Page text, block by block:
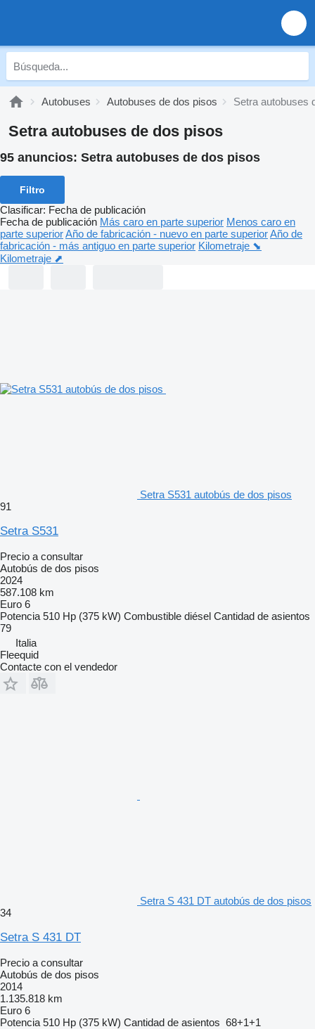
Autobuses Autobuses de dos pisos Setra autobuses
Setra autobuses de dos pisos
95 anuncios: Setra autobuses de dos pisos
Filtro
Clasificar: Fecha de publicación
Fecha de publicación Más caro en parte superior Menos caro en
parte superiorAño de fabricación - nuevo en parte superiorAño de
fabricación - más antiguo en parte superior Kilometraje ⬊
Kilometraje ⬈
Setra S531 autobús de dos pisos
91
Setra S531
Precio a consultar
Autobús de dos pisos
2024
587.108 km
Euro 6
Potencia 510 Hp (375 kW) Combustible diésel Cantidad de asientos
79
Italia
Fleequid
Contacte con el vendedor
Setra S 431 DT autobús de dos pisos
34
Setra S 431 DT
Precio a consultar
Autobús de dos pisos
2014
1.135.818 km
Euro 6
Potencia 510 Hp (375 kW) Cantidad de asientos 68+1+1